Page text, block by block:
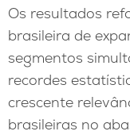
Os resultados
brasileira de
segmentos
recordes
crescente
brasileiras no